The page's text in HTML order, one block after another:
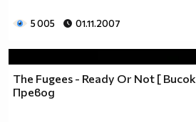
5 005 01.11.2007
The Fugees - Ready Or Not [
Превод